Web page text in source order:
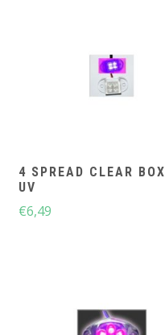
4 SPREAD CLEAR
UV
€6,49